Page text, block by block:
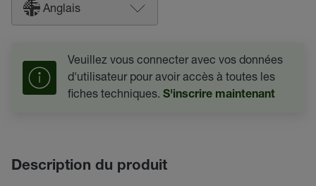
Anglais
Veuillez vous connecter avec vos données
d'utilisateur pour avoir accès à toutes les
fiches techniques. S'inscrire maintenant
Description du produit